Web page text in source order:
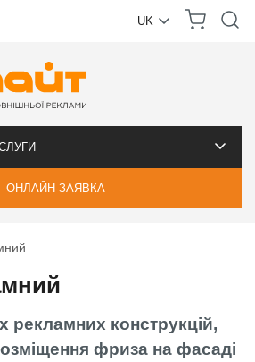
UK
ОНЛАЙН-ЗАЯВКА
рекламних конструкцій,
фриза на фасаді